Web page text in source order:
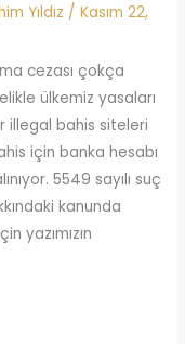
Yıldız /Kasım 22,
cezası çokça
ülkemiz yasaları
illegal bahis siteleri
için banka hesabı
5549 sayılı suç
kanunda
yazımızın